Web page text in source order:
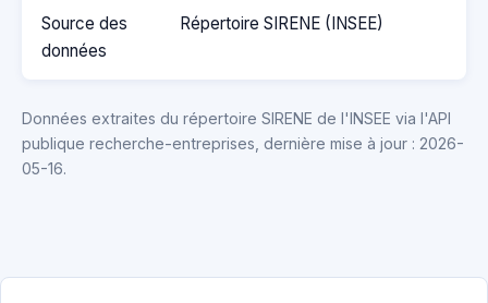
Source des
données
Répertoire SIRENE (INSEE)
Données extraites du répertoire SIRENE de l'INSEE via l'API
publique recherche-entreprises, dernière mise à jour : 2026-
05-16.